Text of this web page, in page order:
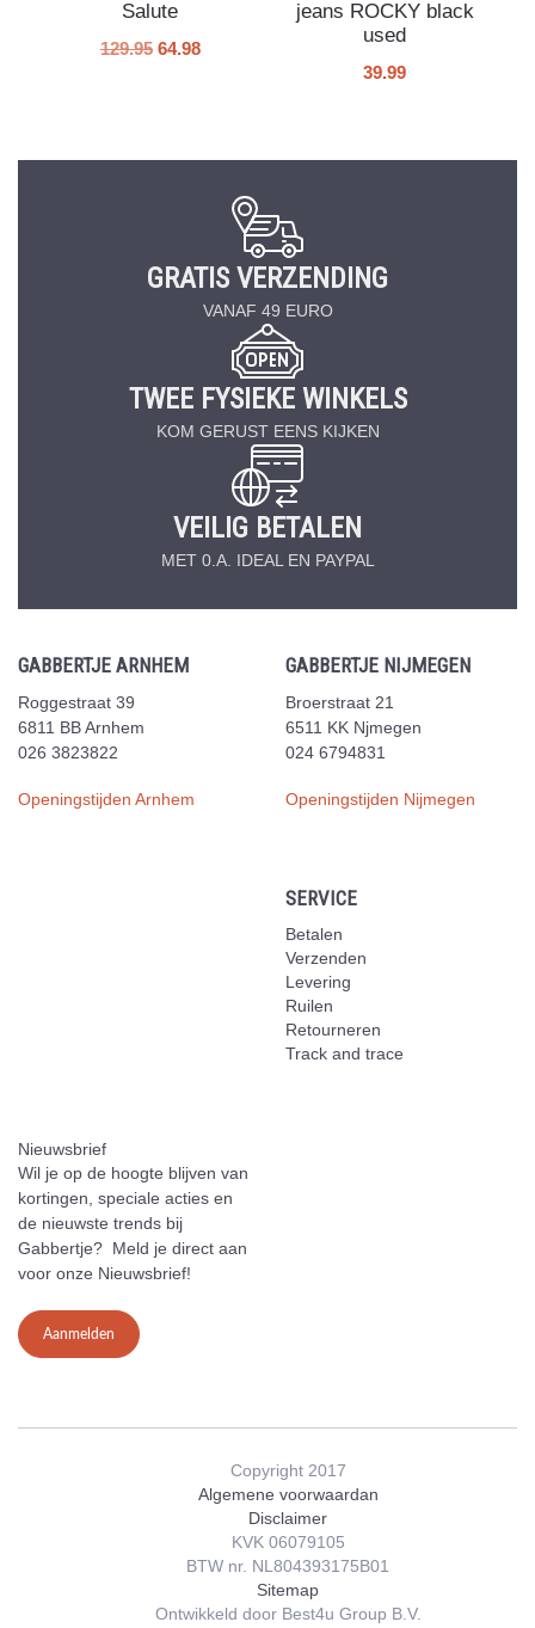
Salute
129.95 64.98
jeans ROCKY black
used
39.99
GRATIS VERZENDING
VANAF 49 EURO
TWEE FYSIEKE WINKELS
KOM GERUST EENS KIJKEN
VEILIG BETALEN
MET 0.A. IDEAL EN PAYPAL
GABBERTJE ARNHEM
Roggestraat 39
6811 BB Arnhem
026 3823822
Openingstijden Arnhem
GABBERTJE NIJMEGEN
Broerstraat 21
6511 KK Njmegen
024 6794831
Openingstijden Nijmegen
SERVICE
Betalen
Verzenden
Levering
Ruilen
Retourneren
Track and trace
Nieuwsbrief
Wil je op de hoogte blijven van
kortingen, speciale acties en
de nieuwste trends bij
Gabbertje? Meld je direct aan
voor onze Nieuwsbrief!
Aanmelden
Copyright 2017
Algemene voorwaardan
Disclaimer
KVK 06079105
BTW nr. NL804393175B01
Sitemap
Ontwikkeld door Best4u Group B.V.